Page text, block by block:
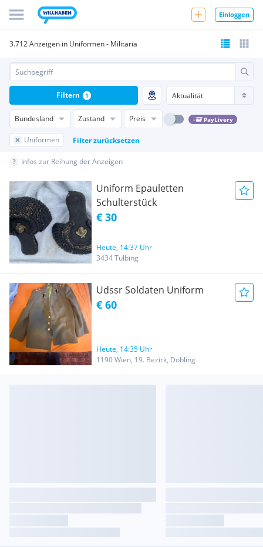
Einloggen
3.712 Anzeigen in Uniformen - Militaria
Bundesland Zustand Preis PayLivery
Uniformen Filter zurücksetzen
Filtern 1
Infos zur Reihung der Anzeigen
Uniform Epauletten
Schulterstück
€ 30
Heute, 14:37 Uhr
3434 Tulbing
Udssr Soldaten Uniform
€ 60
Heute, 14:35 Uhr
1190 Wien, 19. Bezirk, Döbling